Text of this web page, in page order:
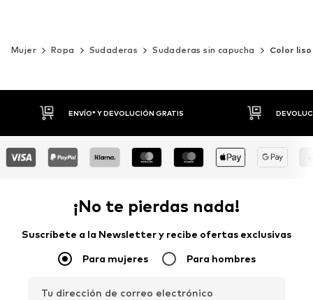
Mujer Ropa Sudaderas Sudaderas sin capucha Color liso
DEVOLUCIONES HASTA 30 DÍAS
¡No te pierdas nada!
Suscríbete a la Newsletter y recibe ofertas exclusivas
Para mujeres Para hombres
Tu dirección de correo electrónico